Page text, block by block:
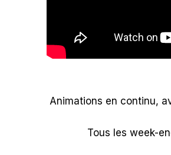
Animations en continu,
Tous les week-